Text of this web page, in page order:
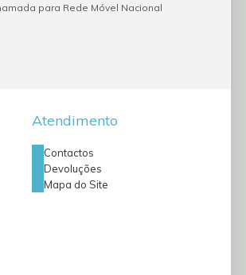
para Rede Móvel Nacional
Atendimento
Contactos
Devoluções
Mapa do Site